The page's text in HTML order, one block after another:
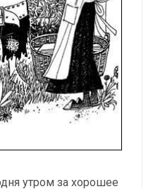
утром за хорошее